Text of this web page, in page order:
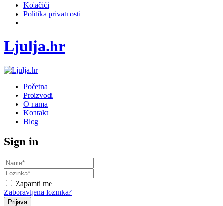
Kolačići
Politika privatnosti
Ljulja.hr
Početna
Proizvodi
O nama
Kontakt
Blog
Sign in
Zapamti me
Zaboravljena lozinka?